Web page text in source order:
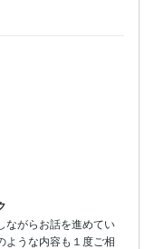
ながらお話を進めてい
ような内容も１度ご相